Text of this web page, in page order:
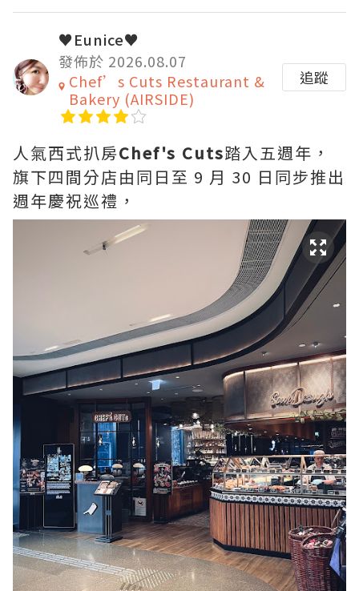
♥Eunice♥
發佈於 2026.08.07
Chef’s Cuts Restaurant &
Bakery (AIRSIDE)
追蹤
人氣西式扒房Chef's Cuts踏入五週年，
旗下四間分店由同日至 9 月 30 日同步推出
週年慶祝巡禮，